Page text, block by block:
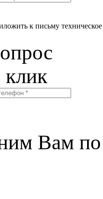
к письму
клик
Вам по